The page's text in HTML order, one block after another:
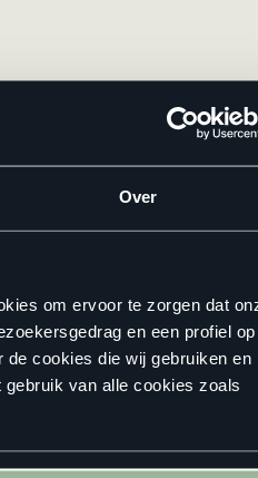
Over
om ervoor te zorgen dat
en een profiel
de cookies die wij gebruiken en
gebruik van alle cookies zoals